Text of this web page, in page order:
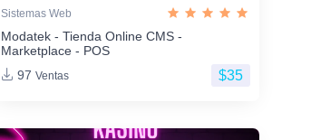
Sistemas Web
Modatek - Tienda Online CMS -
Marketplace - POS
97 Ventas $35